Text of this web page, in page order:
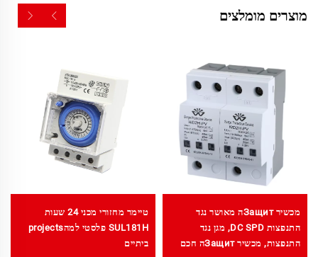
מוצרים מומלצים
מכשיר Защитה מאושר נגד
התנפצות DC SPD, מגן נגד
התנפצות, מכשיר Защитה חכם
טיימר מחזורי מכני 24 שעות
SUL181H פלסטי למהprojects
ביתיים